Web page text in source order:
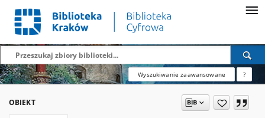
Wyszukiwanie zaawansowane ?
OBIEKT